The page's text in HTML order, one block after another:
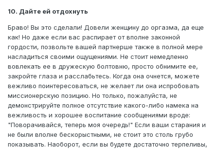
10. Дайте ей отдохнуть
Браво! Вы это сделали! Довели женщину до оргазма, да еще
как! Но даже если вас распирает от вполне законной
гордости, позвольте вашей партнерше также в полной мере
насладиться своими ощущениями. Не стоит немедленно
вовлекать ее в дружескую болтовню, просто обнимите ее,
закройте глаза и расслабьтесь. Когда она очнется, можете
вежливо поинтересоваться, не желает ли она испробовать
миссионерскую позицию. Но только, пожалуйста, не
демонстрируйте полное отсутствие какого-либо намека на
вежливость и хорошее воспитание сообщениями вроде:
"Поворачивайся, теперь моя очередь!" Если ваши старания и
не были вполне бескорыстными, не стоит это столь грубо
показывать. Наоборот, если вы будете достаточно терпеливы,